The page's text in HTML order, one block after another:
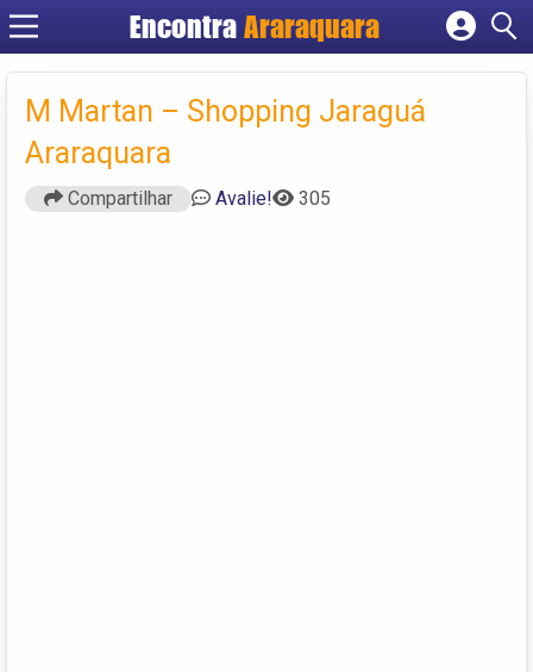
EncontraAraraquara
Cadastrar empresa
Criar conta
M Martan – Shopping Jaraguá
Araraquara
Compartilhar Avalie! 305